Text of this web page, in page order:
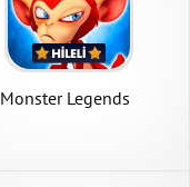
Monster Legends